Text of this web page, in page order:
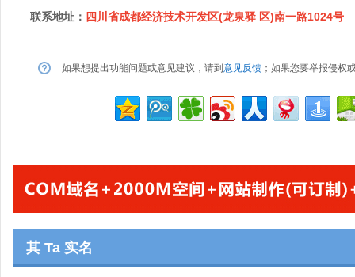
联系地址： 四川省成都经济技术开发区(龙泉驿 区)南一路1024号
如果想提出功能问题或意见建议，请到 意见反馈 ；如果您要举报侵权
其 Ta 实名